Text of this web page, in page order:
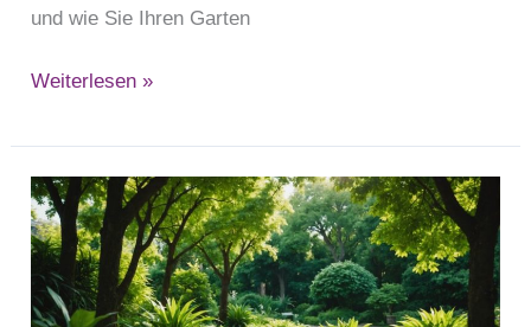
und wie Sie Ihren Garten
Weiterlesen »
Schattenpflanzen
für
den
Garten: